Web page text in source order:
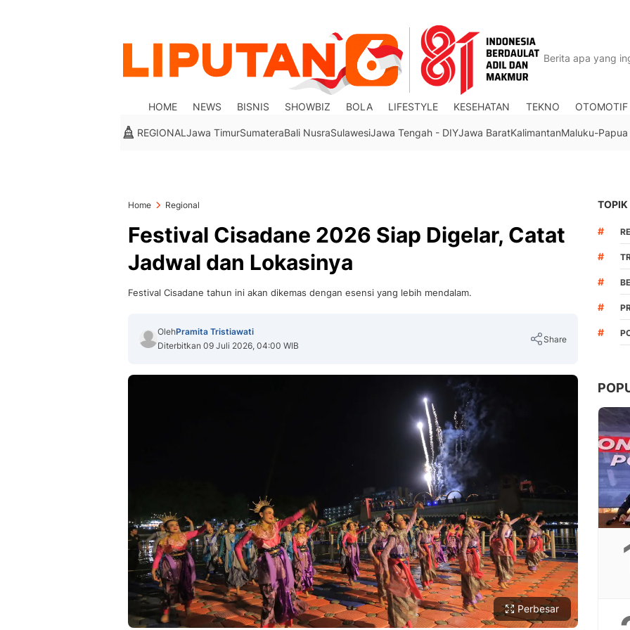
HOME NEWS BISNIS SHOWBIZ BOLA LIFESTYLE KESEHATAN TEKNO OTOMOTIF
REGIONAL Jawa TimurSumateraBali NusraSulawesiJawa Tengah - DIYJawa BaratKalimantanMaluku-Papua
Home Regional
Festival Cisadane 2026 Siap Digelar, Catat
Jadwal dan Lokasinya
Festival Cisadane tahun ini akan dikemas dengan esensi yang lebih mendalam.
OlehPramita Tristiawati
Diterbitkan 09 Juli 2026, 04:00 WIB
Share
Perbesar
TOPIK
#
#
#
#
#